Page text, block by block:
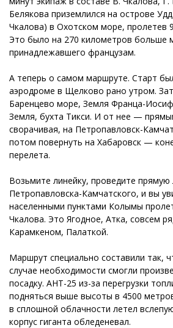
Белякова приземлился на острове
Чкалова) в Охотском море, пролетев
Это было на 270 километров больше
принадлежавшего французам.
А теперь о самом маршруте. Старт
аэродроме в Щелково рано утром.
Баренцево море, Земля Франца-
Земля, бухта Тикси. И от нее —
сворачивая, на Петропавловск-
потом повернуть на Хабаровск —
перелета.
Возьмите линейку, проведите
Петропавловска-Камчатского, и вы
населенными пунктами Колымы
Чкалова. Это Ягодное, Атка, совсем
Карамкеном, Палаткой.
Маршрут специально составили так,
случае необходимости смогли
посадку. АНТ-25 из-за перегрузки
подняться выше высоты в 4500
в сплошной облачности летел
корпус гиганта обледеневал.